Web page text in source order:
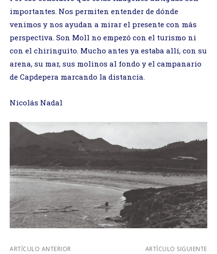
importantes. Nos permiten entender de dónde
venimos y nos ayudan a mirar el presente con más
perspectiva. Son Moll no empezó con el turismo ni
con el chiringuito. Mucho antes ya estaba allí, con su
arena, su mar, sus molinos al fondo y el campanario
de Capdepera marcando la distancia.
Nicolás Nadal
ARTÍCULO ANTERIOR ARTÍCULO SIGUIENTE